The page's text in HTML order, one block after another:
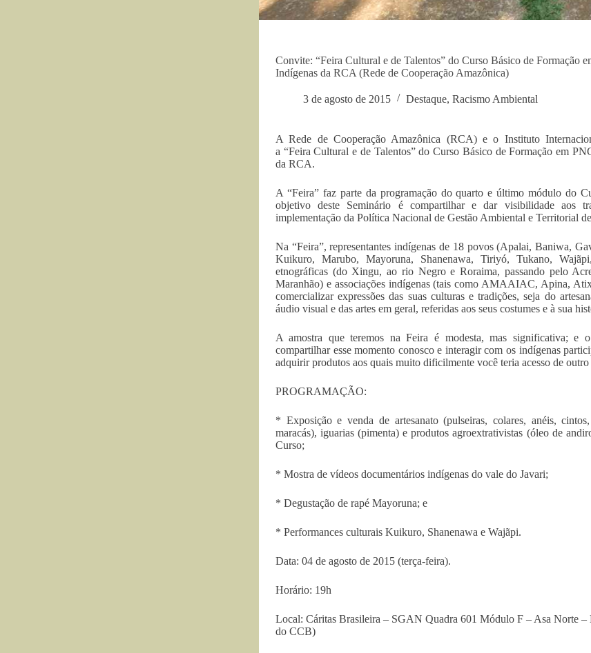
Convite: “Feira Cultural e de Talentos” do Curso Básico de Formação
Indígenas da RCA (Rede de Cooperação Amazônica)
3 de agosto de 2015 Destaque, Racismo Ambiental
A Rede de Cooperação Amazônica (RCA) e o Instituto
a “Feira Cultural e de Talentos” do Curso Básico de Formação em
da RCA.
A “Feira” faz parte da programação do quarto e último módulo do
objetivo deste Seminário é compartilhar e dar visibilidade aos
implementação da Política Nacional de Gestão Ambiental e Territorial
Na “Feira”, representantes indígenas de 18 povos (Apalai, Baniwa,
Kuikuro, Marubo, Mayoruna, Shanenawa, Tiriyó, Tukano,
etnográficas (do Xingu, ao rio Negro e Roraima, passando pelo
Maranhão) e associações indígenas (tais como AMAAIAC, Apina,
comercializar expressões das suas culturas e tradições, seja do
áudio visual e das artes em geral, referidas aos seus costumes e à sua
A amostra que teremos na Feira é modesta, mas significativa; e
compartilhar esse momento conosco e interagir com os indígenas
adquirir produtos aos quais muito dificilmente você teria acesso de
PROGRAMAÇÃO:
* Exposição e venda de artesanato (pulseiras, colares, anéis,
maracás), iguarias (pimenta) e produtos agroextrativistas (óleo de
Curso;
* Mostra de vídeos documentários indígenas do vale do Javari;
* Degustação de rapé Mayoruna; e
* Performances culturais Kuikuro, Shanenawa e Wajãpi.
Data: 04 de agosto de 2015 (terça-feira).
Horário: 19h
Local: Cáritas Brasileira – SGAN Quadra 601 Módulo F – Asa Norte
do CCB)